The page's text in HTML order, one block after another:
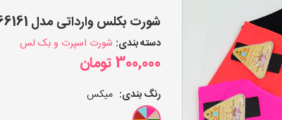
شورت بکلس وارداتی مدل 66161 (بسته 12 عددی)
دسته بندی: شورت اسپرت و بک لس
300,000تومان
رنگ بندی: میکس